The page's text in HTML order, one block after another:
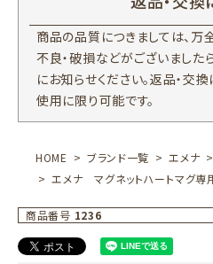
商品の品質につきましては、万
不良・破損などがございました
にお知らせください。返品・交
使用に限り可能です。
HOME ブランド一覧 エメナ
エメナ マグネットハートマグ専
商品番号 1236